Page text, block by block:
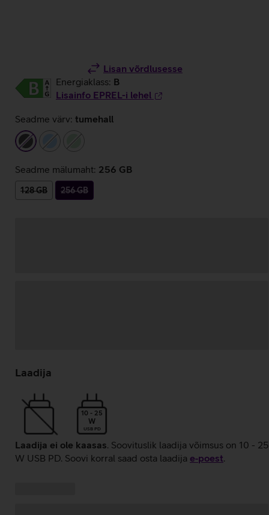
Lisan võrdlusesse
Energiaklass: B
Lisainfo EPREL-i lehel
Seadme värv: tumehall
tumehallhelesinineheleroheline
Seadme mälumaht: 256 GB
128 GB 256 GB
laadimine
Laadija
10 - 25
W
USB PD
Laadija ei ole kaasas. Soovituslik laadija võimsus on 10 - 25
W USB PD. Soovi korral saad osta laadija e‑poest.